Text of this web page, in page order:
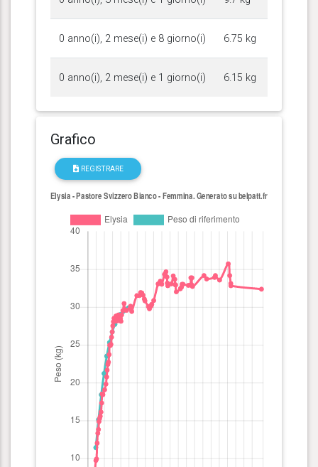
0 anno(i), 2 mese(i) e 8 giorno(i) 6.75 kg
0 anno(i), 2 mese(i) e 1 giorno(i) 6.15 kg
Grafico
REGISTRARE